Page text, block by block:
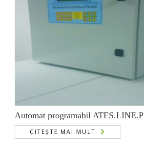
Automat programabil ATES.LINE.P
CITEȘTE MAI MULT